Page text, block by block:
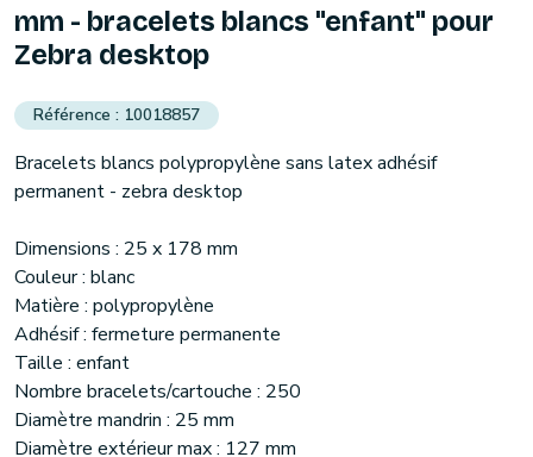
mm - bracelets blancs "enfant" pour
Zebra desktop
10018857
Bracelets blancs polypropylène sans latex adhésif
permanent - zebra desktop
Dimensions : 25 x 178 mm
Couleur : blanc
Matière : polypropylène
Adhésif : fermeture permanente
Taille : enfant
Nombre bracelets/cartouche : 250
Diamètre mandrin : 25 mm
Diamètre extérieur max : 127 mm